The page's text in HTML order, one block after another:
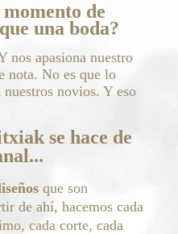
de
una boda?
nos apasiona nuestro
nota. No es que lo
novios. Y eso
se hace de
que son
de ahí, hacemos cada
cada corte, cada